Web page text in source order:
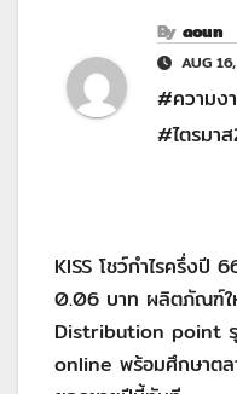
By aoun
AUG
#ความง
#ไตรมา
KISS โชว์กำไรครึ่งปี
0.06 บาท ผลิตภัณฑ์ใ
Distribution point
online พร้อมศึกษาตล